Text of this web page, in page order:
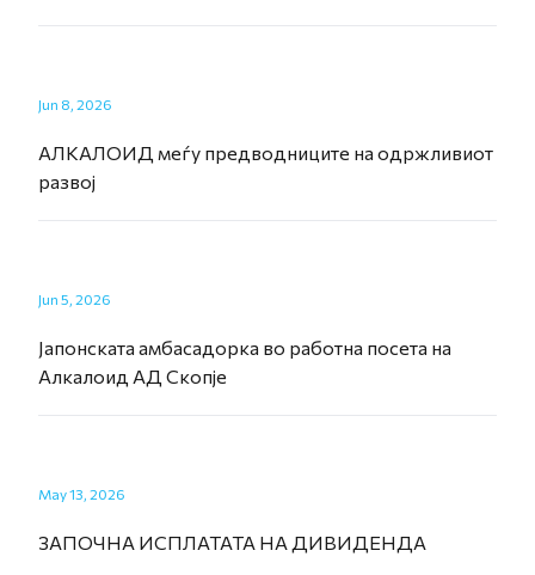
Jun 8, 2026
АЛКАЛОИД меѓу предводниците на одржливиот
развој
Jun 5, 2026
Јапонската амбасадорка во работна посета на
Алкалоид АД Скопје
May 13, 2026
ЗАПОЧНА ИСПЛАТАТА НА ДИВИДЕНДА